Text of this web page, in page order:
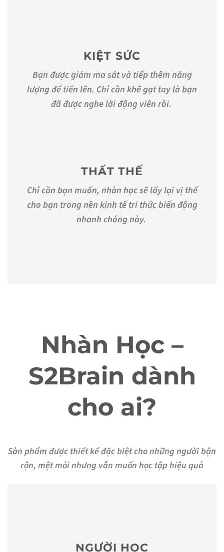
KIỆT SỨC
Bạn được giảm ma sát và tiếp thêm năng
lượng để tiến lên. Chỉ cần khẽ gạt tay là bạn
đã được nghe lời động viên rồi.
THẤT THẾ
Chỉ cần bạn muốn, nhàn học sẽ lấy lại vị thế
cho bạn trong nền kinh tế tri thức biến động
nhanh chóng này.
Nhàn Học –
S2Brain dành
cho ai?
Sản phẩm được thiết kế đặc biệt cho những người bận
rộn, mệt mỏi nhưng vẫn muốn học tập hiệu quả
NGƯỜI HỌC